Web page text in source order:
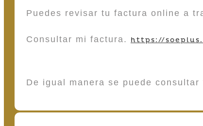
Puedes revisar tu factura online a
Consultar mi factura. https://
De igual manera se puede